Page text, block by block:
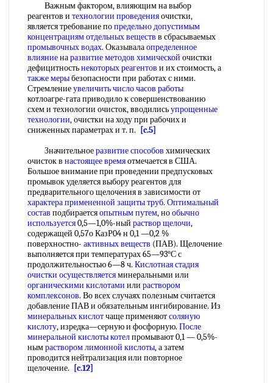
Важным фактором, влияющим на выбор
реагентов и технологии проведенияочистки,
является требование попредельно допустимым
концентрациямотдельных веществ в сбрасываемых
промывочных водах. Оказывалаопределенное
влияниенаразвитие методов химической очистки
дефицитностьнекоторых реагентов и их стоимость, а
также мерыбезопасности при работах с ними.
Стремлениеувеличить числочасов работы
котлоагре-гата приводило к совершенствованию
схем и технологии очисток, вводилисьупрощенные
технологии, очистки на ходу при рабочих и
сниженных параметрах и т. п.
[c.5]
Значительноеразвитие способов химических
очисток в настоящее времяотмечается в США.
Большое внимание при проведении предпусковых
промывок уделяется выбору реагентов для
предварительного щелочения в зависимости от
характера примененной защиты труб. Оптимальный
состав подбираетсяопытным путем, нообычно
используется0,5—1,0%-ный раствор щелочи,
содержащей 0,57о КазР04 н 0,1 —0,2 %
поверхностно- активных веществ (ПАВ). Щелочение
выполняется при температурах 65—93°С с
продолжительностью 6—8 ч. Кислотная стадия
очистки осуществляетсяминеральными или
органическими кислотами или раствором
комплексонов. Во всех случаях полезным считается
добавление ПАВ и обязательным ингибирование. Из
минеральных кислотчаще применяютсоляную
кислоту, изредка—серную и фосфорную. После
минеральной кислоты котелпромывают 0,1 — 0,5%-
нымраствором лимонной кислоты, а затем
проводится нейтрализация или повторное
щелочение.
[c.12]